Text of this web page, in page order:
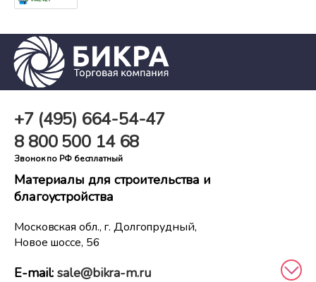
+7 (495) 664-54-47
8 800500 14 68
Звонок по РФ бесплатный
Материалы для строительства и
благоустройства
Московская обл., г. Долгопрудный,
Новое шоссе, 56
E-mail:sale@bikra-m.ru